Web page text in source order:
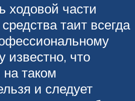
ходовой части
таит всегда
известно, что
на таком
и следует